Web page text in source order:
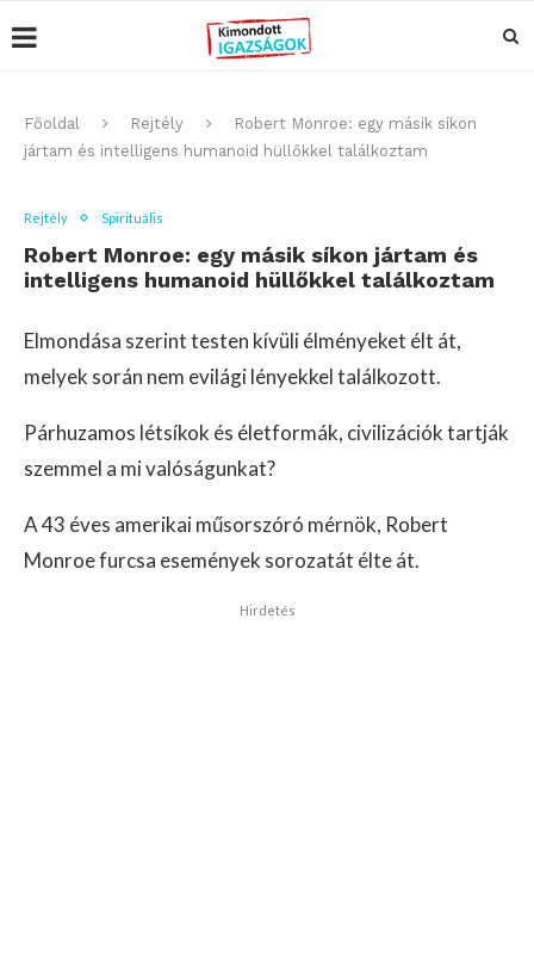
Főoldal Rejtély
Robert Monroe: egy másik síkon
jártam és intelligens humanoid hüllőkkel találkoztam
Rejtély Spirituális
Robert Monroe: egy másik síkon jártam és
intelligens humanoid hüllőkkel találkoztam
Elmondása szerint testen kívüli élményeket élt át,
melyek során nem evilági lényekkel találkozott.
Párhuzamos létsíkok és életformák, civilizációk tartják
szemmel a mi valóságunkat?
A 43 éves amerikai műsorszóró mérnök, Robert
Monroe furcsa események sorozatát élte át.
Hirdetés